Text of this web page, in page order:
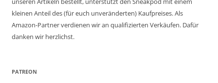
kleinen Anteil des (für euch unveränderten) Kaufpreises. Als
Amazon-Partner verdienen wir an qualifizierten Verkäufen. Dafür
danken wir herzlichst.
PATREON